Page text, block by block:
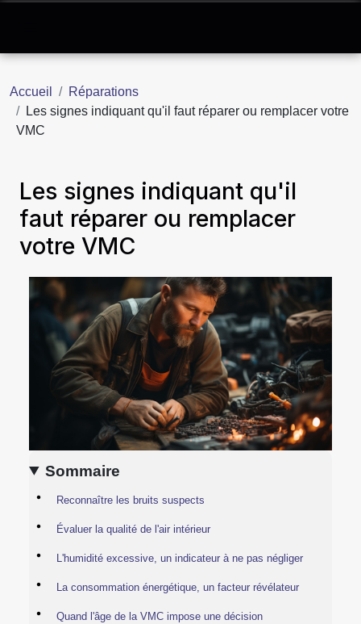
Accueil
Réparations
Les signes indiquant qu'il faut réparer ou remplacer votre
VMC
Les signes indiquant qu'il
faut réparer ou remplacer
votre VMC
Sommaire
Reconnaître les bruits suspects
Évaluer la qualité de l'air intérieur
L'humidité excessive, un indicateur à ne pas négliger
La consommation énergétique, un facteur révélateur
Quand l'âge de la VMC impose une décision